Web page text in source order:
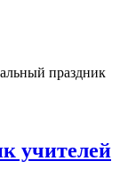
праздник
учителей